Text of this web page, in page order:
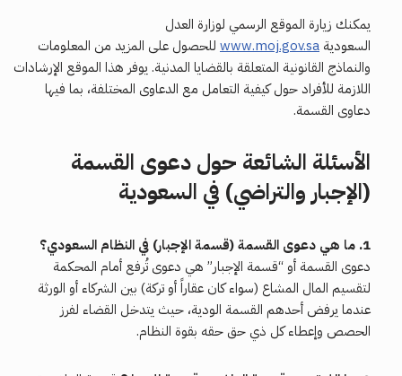
يمكنك زيارة الموقع الرسمي لوزارة العدل
السعودية www.moj.gov.sa للحصول على المزيد من المعلومات
والنماذج القانونية المتعلقة بالقضايا المدنية. يوفر هذا الموقع الإرشادات
اللازمة للأفراد حول كيفية التعامل مع الدعاوى المختلفة، بما فيها
دعاوى القسمة.
الأسئلة الشائعة حول دعوى القسمة
(الإجبار والتراضي) في السعودية
1. ما هي دعوى القسمة (قسمة الإجبار) في النظام السعودي؟
دعوى القسمة أو “قسمة الإجبار” هي دعوى تُرفع أمام المحكمة
لتقسيم المال المشاع (سواء كان عقاراً أو تركة) بين الشركاء أو الورثة
عندما يرفض أحدهم القسمة الودية، حيث يتدخل القضاء لفرز
الحصص وإعطاء كل ذي حق حقه بقوة النظام.